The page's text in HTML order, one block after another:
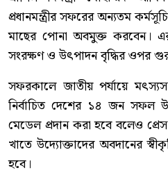
প্রধানমন্ত্রীর সফরের অন্যতম
মাছের পোনা অবমুক্ত করবেন।
সংরক্ষণ ও উৎপাদন বৃদ্ধির ওপর
সফরকালে জাতীয় পর্যায়ে
নির্বাচিত দেশের ১৪ জন সফল
মেডেল প্রদান করা হবে বলেও
খাতে উদ্যোক্তাদের অবদানের
হবে।